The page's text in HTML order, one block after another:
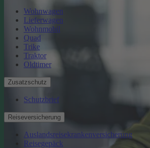
Wohnwagen
Lieferwagen
Wohnmobil
Quad
Trike
Traktor
Oldtimer
Zusatzschutz
Schutzbrief
Reiseversicherung
Auslandsreisekrankenversicherung
Reisegepäck